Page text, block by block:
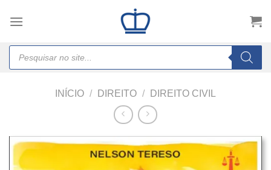
Products
search
INÍCIO / DIREITO / DIREITO CIVIL